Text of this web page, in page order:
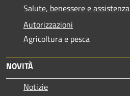
Salute, benessere e assistenza
Autorizzazioni
Agricoltura e pesca
NOVITÀ
Notizie